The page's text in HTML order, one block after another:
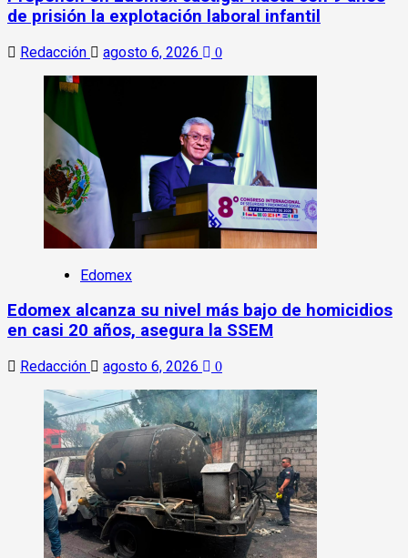
de prisión la explotación laboral infantil
Redacción agosto 6, 2026 0
Edomex
Edomex alcanza su nivel más bajo de homicidios
en casi 20 años, asegura la SSEM
Redacción agosto 6, 2026 0